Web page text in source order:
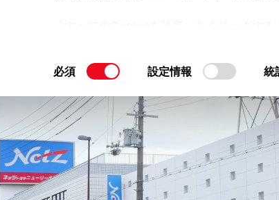
て」をご覧ください。
同
の
選
択
必須 設定情報 統